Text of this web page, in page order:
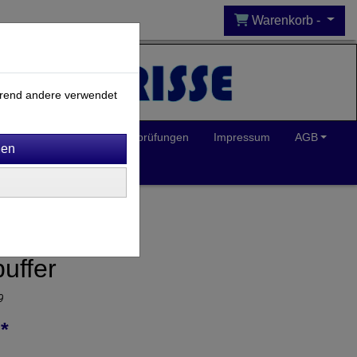
Warenkorb -
Inklusion Spielplatzprüfungen Impressum AGB
andere verwendet